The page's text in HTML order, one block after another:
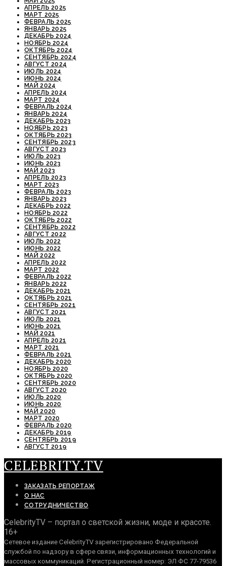
АПРЕЛЬ 2025
МАРТ 2025
ФЕВРАЛЬ 2025
ЯНВАРЬ 2025
ДЕКАБРЬ 2024
НОЯБРЬ 2024
ОКТЯБРЬ 2024
СЕНТЯБРЬ 2024
АВГУСТ 2024
ИЮЛЬ 2024
ИЮНЬ 2024
МАЙ 2024
АПРЕЛЬ 2024
МАРТ 2024
ФЕВРАЛЬ 2024
ЯНВАРЬ 2024
ДЕКАБРЬ 2023
НОЯБРЬ 2023
ОКТЯБРЬ 2023
СЕНТЯБРЬ 2023
АВГУСТ 2023
ИЮЛЬ 2023
ИЮНЬ 2023
МАЙ 2023
АПРЕЛЬ 2023
МАРТ 2023
ФЕВРАЛЬ 2023
ЯНВАРЬ 2023
ДЕКАБРЬ 2022
НОЯБРЬ 2022
ОКТЯБРЬ 2022
СЕНТЯБРЬ 2022
АВГУСТ 2022
ИЮЛЬ 2022
ИЮНЬ 2022
МАЙ 2022
АПРЕЛЬ 2022
МАРТ 2022
ФЕВРАЛЬ 2022
ЯНВАРЬ 2022
ДЕКАБРЬ 2021
ОКТЯБРЬ 2021
СЕНТЯБРЬ 2021
АВГУСТ 2021
ИЮЛЬ 2021
ИЮНЬ 2021
МАЙ 2021
АПРЕЛЬ 2021
МАРТ 2021
ФЕВРАЛЬ 2021
ДЕКАБРЬ 2020
НОЯБРЬ 2020
ОКТЯБРЬ 2020
СЕНТЯБРЬ 2020
АВГУСТ 2020
ИЮЛЬ 2020
ИЮНЬ 2020
МАЙ 2020
МАРТ 2020
ФЕВРАЛЬ 2020
ДЕКАБРЬ 2019
СЕНТЯБРЬ 2019
АВГУСТ 2019
CELEBRITY.TV
ЗАКАЗАТЬ РЕПОРТАЖ
О НАС
СОТРУДНИЧЕСТВО
CelebrityTV – портал о светской жизни, моде и красоте.
16+
Сетевое издание CelebrityTV зарегистрировано Федеральной
службой по надзору в сфере связи, информационных технологий и
массовых коммуникаций. Регистрационный номер: ЭЛ ФС 77-79536